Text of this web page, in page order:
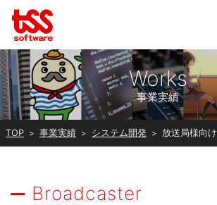
Works
事業実績
TOP 事業実績 システム開発 放送局様向け
Broadcaster